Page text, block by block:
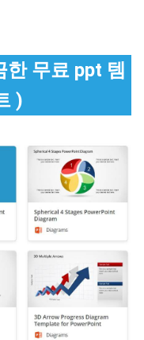
한 무료 ppt 템
)